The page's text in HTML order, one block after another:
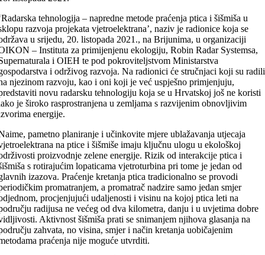
tehnologija – napredne metode praćenja ptica i šišmiša u
razvoja projekata vjetroelektrana’, naziv je radionice koja se
u srijedu, 20. listopada 2021., na Brijunima, u organizaciji
– Instituta za primijenjenu ekologiju, Robin Radar Systemsa,
i OIEH te pod pokroviteljstvom Ministarstva
i održivog razvoja. Na radionici će stručnjaci koji su radili
njezinom razvoju, kao i oni koji je već uspješno primjenjuju,
novu radarsku tehnologiju koja se u Hrvatskoj još ne koristi
je široko rasprostranjena u zemljama s razvijenim obnovljivim
energije.
pametno planiranje i učinkovite mjere ublažavanja utjecaja
na ptice i šišmiše imaju ključnu ulogu u ekološkoj
proizvodnje zelene energije. Rizik od interakcije ptica i
s rotirajućim lopaticama vjetroturbina pri tome je jedan od
izazova. Praćenje kretanja ptica tradicionalno se provodi
promatranjem, a promatrač nadzire samo jedan smjer
procjenjujući udaljenosti i visinu na kojoj ptica leti na
radijusa ne većeg od dva kilometra, danju i u uvjetima dobre
Aktivnost šišmiša prati se snimanjem njihova glasanja na
zahvata, no visina, smjer i način kretanja uobičajenim
praćenja nije moguće utvrditi.